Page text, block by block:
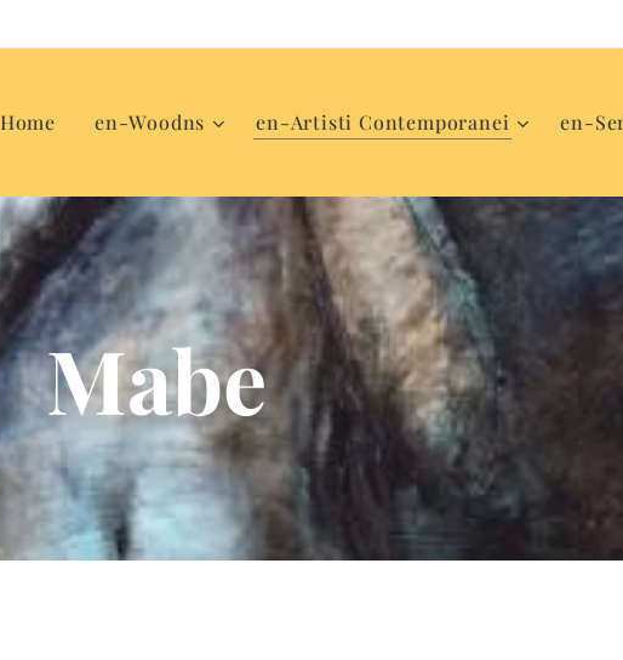
Home en-Woodns en-Artisti Contemporanei en-
Mabe